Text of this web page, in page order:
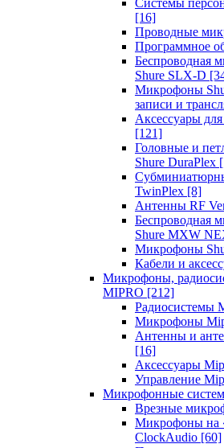
Системы
[16]
Проводные
Программное
Беспроводная
Shure SLX-D
Микрофоны
записи и
Аксессуары
[121]
Головные и
Shure DuraPlex
TwinPlex [8]
Антенны RF
Беспроводная
Shure MXW
Микрофоны
Кабели и
Микрофоны,
MIPRO [212]
Радиосистемы
Микрофоны
Антенны и
[16]
Аксессуары
Управление
Микрофонные
Врезные
Микрофоны на
ClockAudio [60]